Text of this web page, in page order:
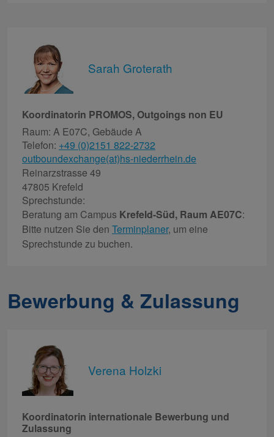
Sarah Groterath
Koordinatorin PROMOS, Outgoings non EU
Raum: A E07C, Gebäude A
Telefon: +49 (0)2151 822-2732
outboundexchange(at)hs-niederrhein.de
Reinarzstrasse 49
47805 Krefeld
Sprechstunde:
Beratung am Campus Krefeld-Süd, Raum AE07C:
Bitte nutzen Sie den Terminplaner, um eine
Sprechstunde zu buchen.
Bewerbung & Zulassung
Verena Holzki
Koordinatorin internationale Bewerbung und
Zulassung